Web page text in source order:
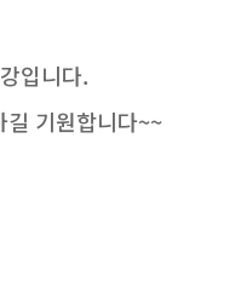
입니다.
기원합니다~~